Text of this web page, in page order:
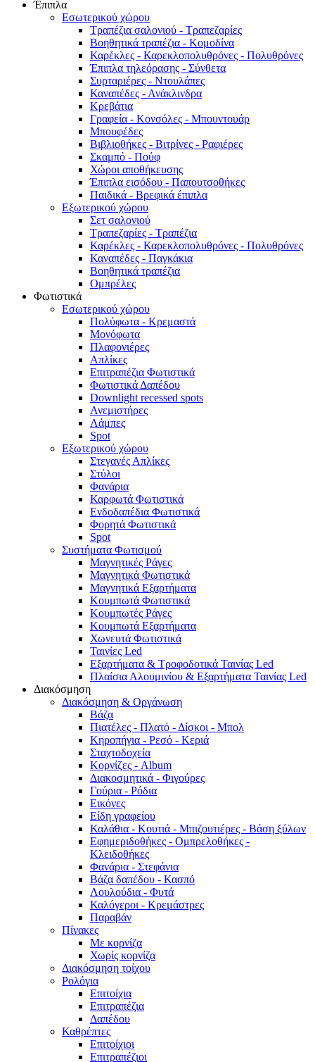
Έπιπλα
Εσωτερικού χώρου
Τραπέζια σαλονιού - Τραπεζαρίες
Βοηθητικά τραπέζια - Κομοδίνα
Καρέκλες - Καρεκλοπολυθρόνες - Πολυθρόνες
Έπιπλα τηλεόρασης - Σύνθετα
Συρταριέρες - Ντουλάπες
Καναπέδες - Ανάκλινδρα
Κρεβάτια
Γραφεία - Κονσόλες - Μπουντουάρ
Μπουφέδες
Βιβλιοθήκες - Βιτρίνες - Ραφιέρες
Σκαμπό - Πούφ
Χώροι αποθήκευσης
Έπιπλα εισόδου - Παπουτσοθήκες
Παιδικά - Βρεφικά έπιπλα
Εξωτερικού χώρου
Σετ σαλονιού
Τραπεζαρίες - Τραπέζια
Καρέκλες - Καρεκλοπολυθρόνες - Πολυθρόνες
Καναπέδες - Παγκάκια
Βοηθητικά τραπέζια
Ομπρέλες
Φωτιστικά
Εσωτερικού χώρου
Πολύφωτα - Κρεμαστά
Μονόφωτα
Πλαφονιέρες
Απλίκες
Επιτραπέζια Φωτιστικά
Φωτιστικά Δαπέδου
Downlight recessed spots
Ανεμιστήρες
Λάμπες
Spot
Εξωτερικού χώρου
Στεγανές Απλίκες
Στύλοι
Φανάρια
Καρφωτά Φωτιστικά
Ενδοδαπέδια Φωτιστικά
Φορητά Φωτιστικά
Spot
Συστήματα Φωτισμού
Μαγνητικές Ράγες
Μαγνητικά Φωτιστικά
Μαγνητικά Εξαρτήματα
Κουμπωτά Φωτιστικά
Κουμπωτές Ράγες
Κουμπωτά Εξαρτήματα
Χωνευτά Φωτιστικά
Ταινίες Led
Εξαρτήματα & Τροφοδοτικά Ταινίας Led
Πλαίσια Αλουμινίου & Εξαρτήματα Ταινίας Led
Διακόσμηση
Διακόσμηση & Οργάνωση
Βάζα
Πιατέλες - Πλατό - Δíσκοι - Μπολ
Κηροπήγια - Ρεσό - Κεριά
Σταχτοδοχεία
Κορνίζες - Album
Διακοσμητικά - Φιγούρες
Γούρια - Ρόδια
Εικόνες
Είδη γραφείου
Καλάθια - Κουτιά - Μπιζουτιέρες - Βάση ξύλων
Εφημεριδοθήκες - Ομπρελοθήκες -
Κλειδοθήκες
Φανάρια - Στεφάνια
Βάζα δαπέδου - Κασπό
Λουλούδια - Φυτά
Καλόγεροι - Κρεμάστρες
Παραβάν
Πίνακες
Με κορνίζα
Χωρίς κορνίζα
Διακόσμηση τοίχου
Ρολόγια
Επιτοίχια
Επιτραπέζια
Δαπέδου
Καθρέπτες
Επιτοίχιοι
Επιτραπέζιοι